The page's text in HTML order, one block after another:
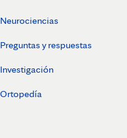
Neurociencias
Preguntas y respuestas
Investigación
Ortopedía